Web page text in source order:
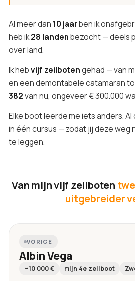
Al meer dan 10 jaarben ik
heb ik28 landenbezocht — deels
over land.
Ik hebvijf zeilbotengehad — van
en een demontabele catamaran
382van nu, ongeveer € 300.000
Elke boot leerde me iets anders.
in één cursus — zodat jij deze weg
te leggen.
Van mijn vijf zeilboten
uitgebreider
VORIGE
Albin Vega
~10 000 € mijn 4e zeilboot